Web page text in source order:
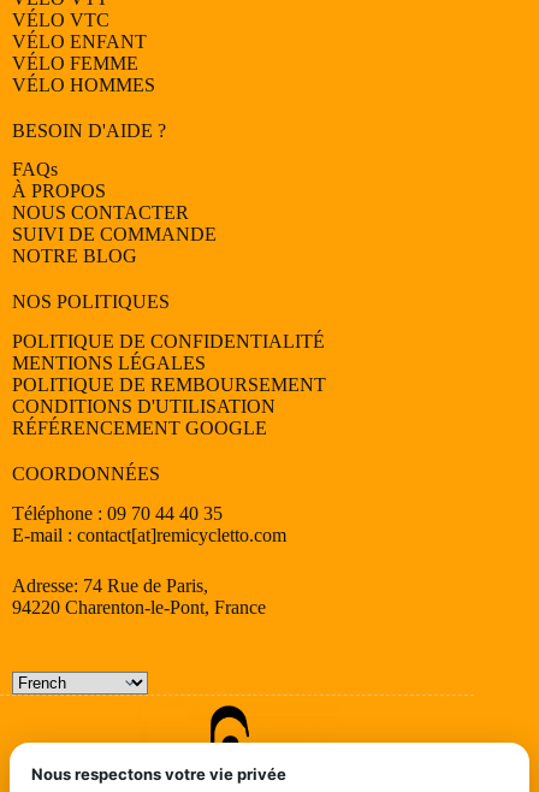
VÉLO VTC
VÉLO ENFANT
VÉLO FEMME
VÉLO HOMMES
BESOIN D'AIDE ?
FAQs
À PROPOS
NOUS CONTACTER
SUIVI DE COMMANDE
NOTRE BLOG
NOS POLITIQUES
POLITIQUE DE CONFIDENTIALITÉ
MENTIONS LÉGALES
POLITIQUE DE REMBOURSEMENT
CONDITIONS D'UTILISATION
RÉFÉRENCEMENT GOOGLE
COORDONNÉES
Téléphone : 09 70 44 40 35
E-mail : contact[at]remicycletto.com
Adresse: 74 Rue de Paris,
94220 Charenton-le-Pont, France
Nous respectons votre vie privée